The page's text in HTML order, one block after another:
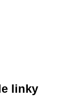
linky